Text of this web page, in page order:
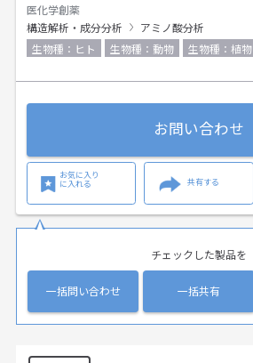
医化学創薬
構造解析・成分分析
アミノ酸分析
生物種：ヒト
生物種：動物 生物種：植物
お問い合わせ
お気に入り
に入れる
共有する
チェックした製品を
一括問い合わせ 一括共有